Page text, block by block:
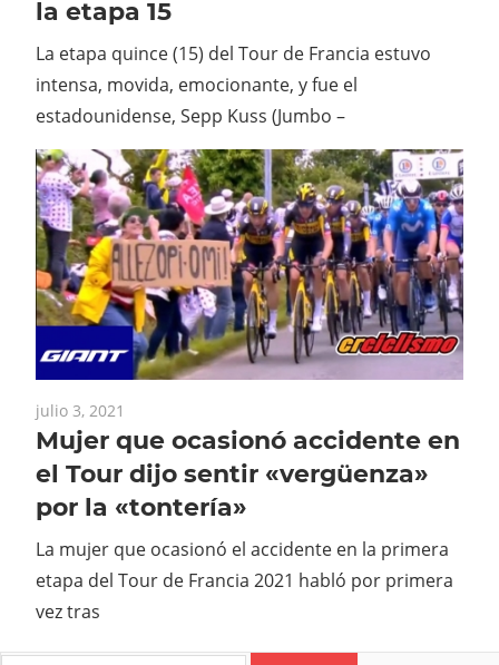
la etapa 15
La etapa quince (15) del Tour de Francia estuvo
intensa, movida, emocionante, y fue el
estadounidense, Sepp Kuss (Jumbo –
julio 3, 2021
Mujer que ocasionó accidente en
el Tour dijo sentir «vergüenza»
por la «tontería»
La mujer que ocasionó el accidente en la primera
etapa del Tour de Francia 2021 habló por primera
vez tras